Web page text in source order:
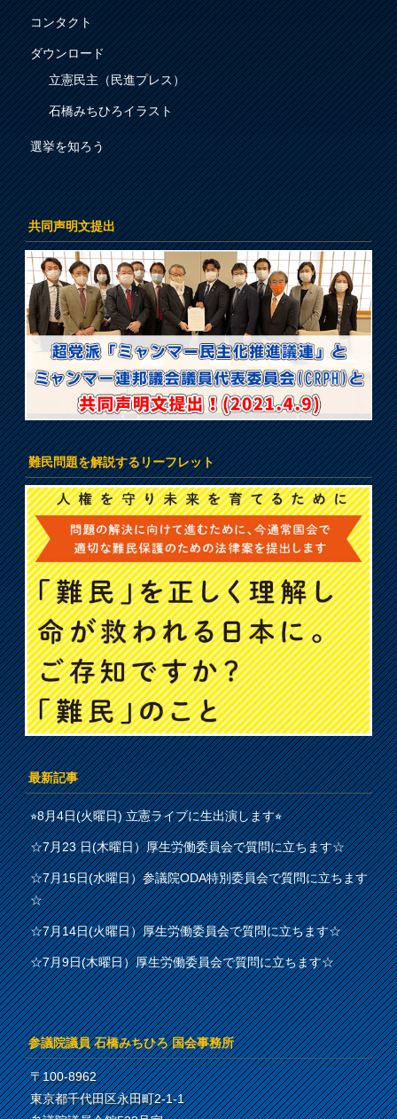
コンタクト
ダウンロード
立憲民主（民進プレス）
石橋みちひろイラスト
選挙を知ろう
共同声明文提出
難民問題を解説するリーフレット
最新記事
⭐︎8月4日(火曜日) 立憲ライブに生出演します⭐︎
☆7月23 日(木曜日）厚生労働委員会で質問に立ちます☆
☆7月15日(水曜日）参議院ODA特別委員会で質問に立ちます
☆
☆7月14日(火曜日）厚生労働委員会で質問に立ちます☆
☆7月9日(木曜日）厚生労働委員会で質問に立ちます☆
参議院議員 石橋みちひろ 国会事務所
〒100-8962
東京都千代田区永田町2-1-1